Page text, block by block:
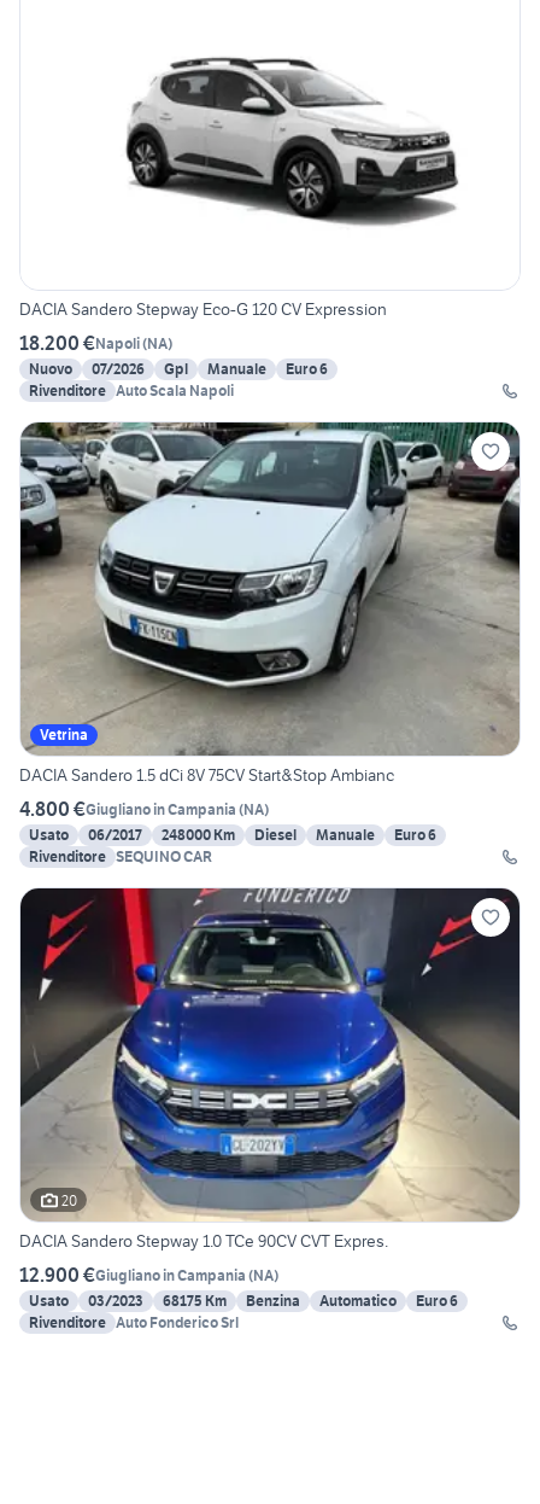
DACIA Sandero Stepway Eco-G 120 CV Expression
18.200 €Napoli(NA)
Nuovo
07/2026 Gpl Manuale
Euro 6
Rivenditore Auto Scala Napoli
Vetrina
DACIA Sandero 1.5 dCi 8V 75CV Start&Stop Ambianc
4.800 €Giugliano in Campania (NA)
Usato
06/2017 248000 Km Diesel Manuale
Euro 6
Rivenditore SEQUINO CAR
20
DACIA Sandero Stepway 1.0 TCe 90CV CVT Expres.
12.900 €Giugliano in Campania (NA)
Usato
03/2023 68175 Km Benzina Automatico
Euro 6
Rivenditore Auto Fonderico Srl